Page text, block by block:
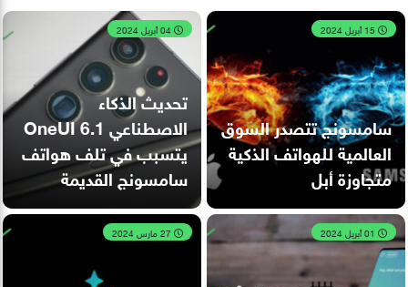
سامسونج تتصدر السوق
العالمية للهواتف الذكية
متجاوزة أبل
تحديث الذكاء
الاصطناعي OneUI 6.1
يتسبب في تلف هواتف
سامسونج القديمة